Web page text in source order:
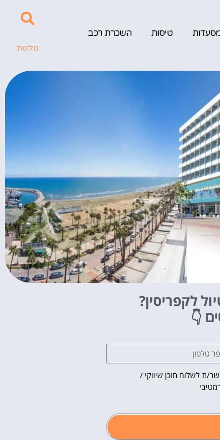
טיסות השכרת רכב
מלונות
לקפריסין?
👇
ת לשלוח תוכן שיווקי /